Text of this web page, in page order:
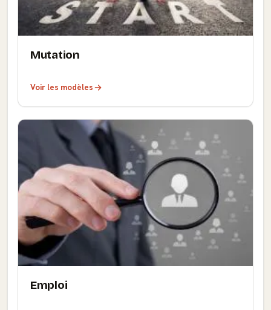
Mutation
Voir les modèles
Emploi